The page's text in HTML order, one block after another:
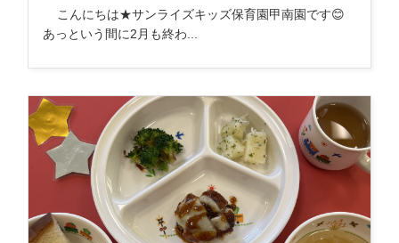
こんにちは★サンライズキッズ保育園甲南園です😊
あっという間に2月も終わ...